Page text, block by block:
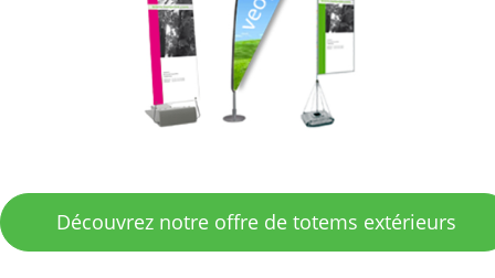
Découvrez notre offre de totems extérieurs